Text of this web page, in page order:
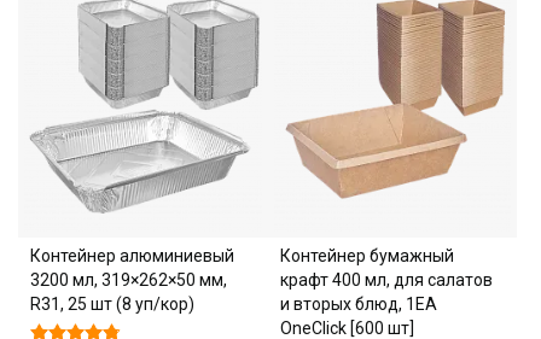
Контейнер алюминиевый
3200 мл, 319×262×50 мм,
R31, 25 шт (8 уп/кор)
Контейнер бумажный
крафт 400 мл, для салатов
и вторых блюд, 1EA
OneClick [600 шт]